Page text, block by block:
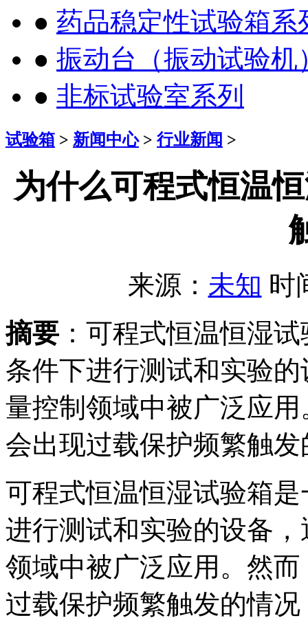
● 药品稳定性试验箱系
● 振动台（振动试验机
● 非标试验室系列
试验箱 > 新闻中心> 行业新闻 >
为什么可程式恒温
来源： 未知 时
摘要 ：可程式恒温恒湿
条件下进行测试和实验
量控制领域中被广泛应
会出现过载保护频繁触发
可程式恒温恒湿试验箱
进行测试和实验的设备
领域中被广泛应用。然
过载保护频繁触发的情